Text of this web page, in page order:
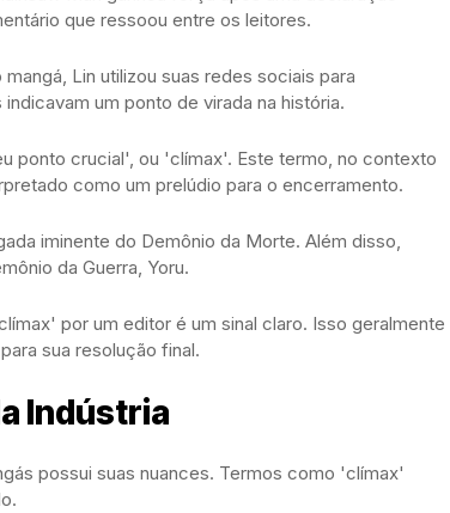
que ressoou entre os leitores.
Lin utilizou suas redes sociais para
um ponto de virada na história.
ponto crucial', ou 'clímax'. Este termo, no contexto
como um prelúdio para o encerramento.
iminente do Demônio da Morte. Além disso,
da Guerra, Yoru.
por um editor é um sinal claro. Isso geralmente
sua resolução final.
Indústria
possui suas nuances. Termos como 'clímax'